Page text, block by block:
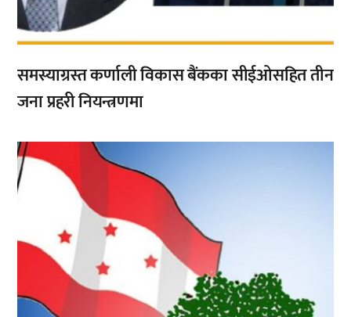
समस्याग्रस्त कर्णाली विकास बैंकका सीईओसहित तीन
जना प्रहरी नियन्त्रणमा
,